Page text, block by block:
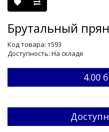
Брутальный
Код товара: т593
Доступность: На складе
4.00